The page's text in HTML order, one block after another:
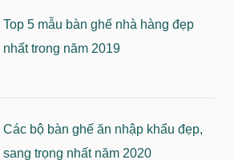
Top 5 mẫu bàn ghế nhà hàng đẹp
nhất trong năm 2019
Các bộ bàn ghế ăn nhập khẩu đẹp,
sang trọng nhất năm 2020